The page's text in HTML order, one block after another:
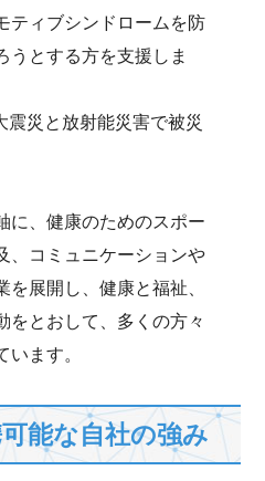
ティブシンドロームを防
うとする方を支援しま
震災と放射能災害で被災
に、健康のためのスポー
、コミュニケーションや
を展開し、健康と福祉、
をとおして、多くの方々
います。
能な自社の強み